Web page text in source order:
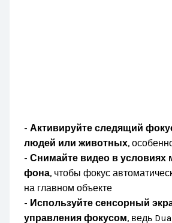
-Активируйте следящий
людей или животных,
-Снимайте видео в условиях
фона, чтобы фокус
на главном объекте
- Используйте сенсорный
управления фокусом, ведь